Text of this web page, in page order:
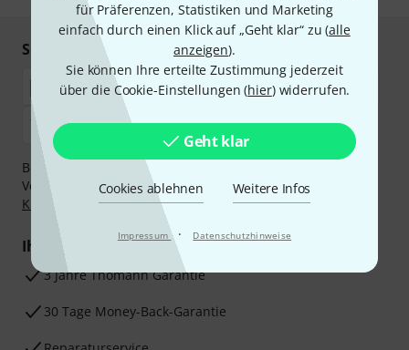
für Präferenzen, Statistiken und Marketing
einfach durch einen Klick auf „Geht klar“ zu (alle
anzeigen).
Sie können Ihre erteilte Zustimmung jederzeit
über die Cookie-Einstellungen (hier) widerrufen.
Geht klar
Cookies ablehnen Weitere Infos
Impressum · Datenschutzhinweise
Sicher einkaufen & bezahlen
Bezahlen Sie vertraulich und sicher per Nachnahme,
Vorkasse, PayPal, Amazon Pay,
Klarna Sofort bezahlen
Klarna Ratenzahlungoder Kreditkarte.
Ihre Vorteile
3 Jahre Thomann Garantie
30 Tage Money-Back-Garantie